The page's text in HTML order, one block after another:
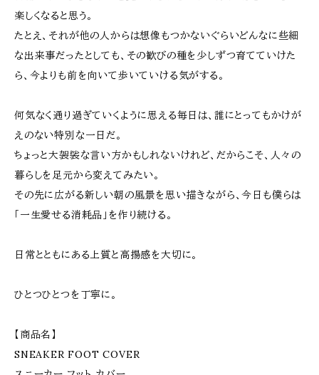
楽しくなると思う。
たとえ、それが他の人からは想像もつかないぐらいどんなに些細
な出来事だったとしても、その歓びの種を少しずつ育てていけた
ら、今よりも前を向いて歩いていける気がする。
何気なく通り過ぎていくように思える毎日は、誰にとってもかけが
えのない特別な一日だ。
ちょっと大袈裟な言い方かもしれないけれど、だからこそ、人々の
暮らしを足元から変えてみたい。
その先に広がる新しい朝の風景を思い描きながら、今日も僕らは
「一生愛せる消耗品」を作り続ける。
日常とともにある上質と高揚感を大切に。
ひとつひとつを丁寧に。
【商品名】
SNEAKER FOOT COVER